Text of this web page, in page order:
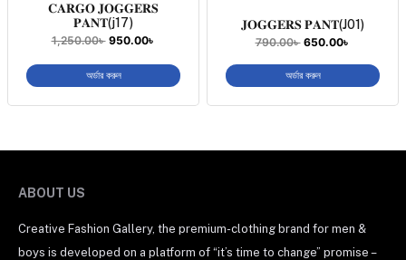
𝐂𝐀𝐑𝐆𝐎 𝐉𝐎𝐆𝐆𝐄𝐑𝐒
𝐏𝐀𝐍𝐓(j17)
1,250.00৳ 950.00৳
অর্ডার করুন
𝐉𝐎𝐆𝐆𝐄𝐑𝐒 𝐏𝐀𝐍𝐓(J01)
790.00৳ 650.00৳
অর্ডার করুন
ABOUT US
Creative Fashion Gallery, the premium-clothing brand for men &
boys is developed on a platform of “it’s time to change” promise –